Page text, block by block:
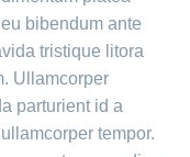
bibendum ante
tristique litora
Ullamcorper
parturient id a
tempor.